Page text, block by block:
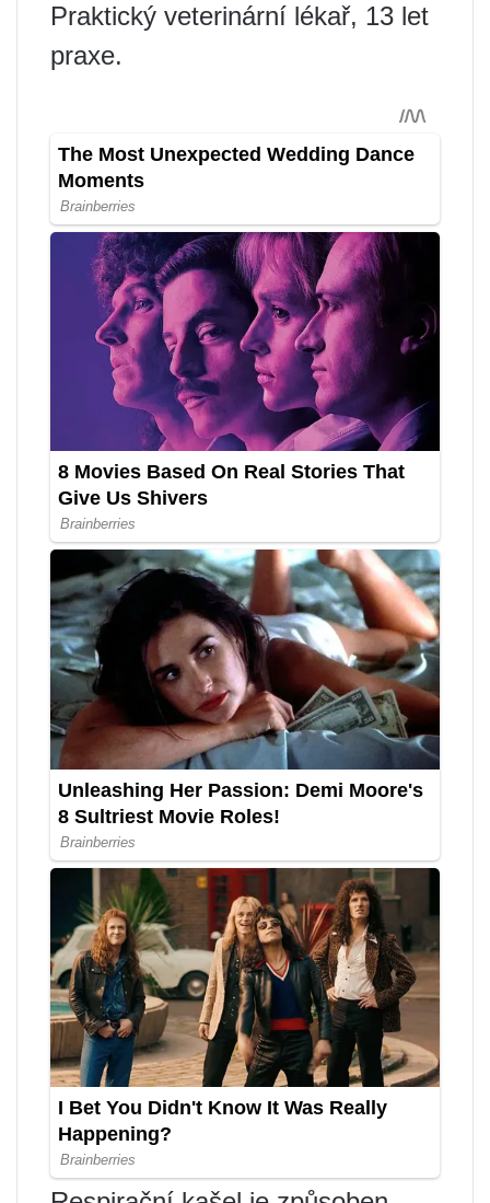
Praktický veterinární lékař, 13 let
praxe.